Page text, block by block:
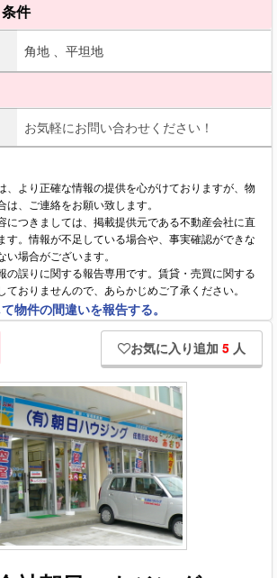
件
角地 、 平坦地
お気軽にお問い合わせください！
、より正確な情報の提供を心がけておりますが、物
、ご連絡をお願い致します。
につきましては、掲載提供元である不動産会社に直
す。情報が不足している場合や、事実確認ができな
場合がございます。
の誤りに関する報告専用です。賃貸・売買に関する
ておりませんので、あらかじめご了承ください。
物件の間違いを報告する。
お気に入り追加 5 人